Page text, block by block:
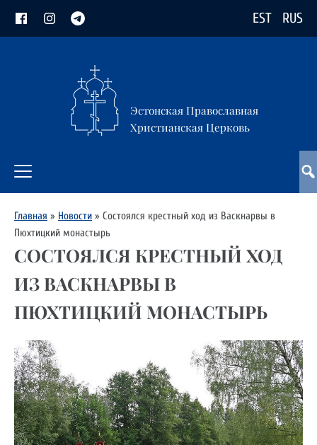
EST RUS
Эстонская Православная
Христианская Церковь
Главная » Новости » Состоялся крестный ход из Васкнарвы в
Пюхтицкий монастырь
СОСТОЯЛСЯ КРЕСТНЫЙ ХОД
ИЗ ВАСКНАРВЫ В
ПЮХТИЦКИЙ МОНАСТЫРЬ